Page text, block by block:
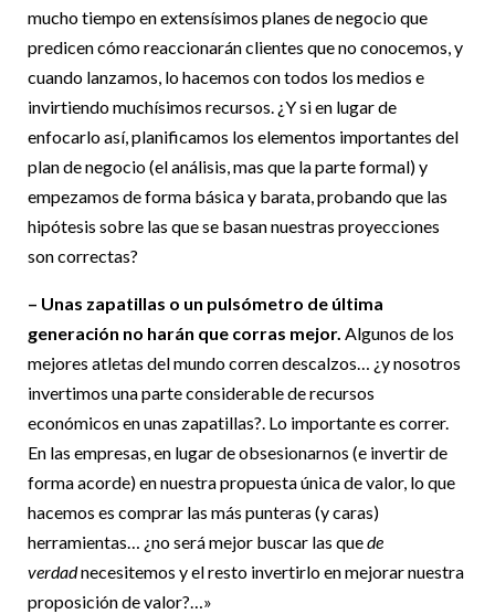
mucho tiempo en extensísimos planes de negocio que
predicen cómo reaccionarán clientes que no conocemos, y
cuando lanzamos, lo hacemos con todos los medios e
invirtiendo muchísimos recursos. ¿Y si en lugar de
enfocarlo así, planificamos los elementos importantes del
plan de negocio (el análisis, mas que la parte formal) y
empezamos de forma básica y barata, probando que las
hipótesis sobre las que se basan nuestras proyecciones
son correctas?
– Unas zapatillas o un pulsómetro de última
generación no harán que corras mejor. Algunos de los
mejores atletas del mundo corren descalzos… ¿y nosotros
invertimos una parte considerable de recursos
económicos en unas zapatillas?. Lo importante es correr.
En las empresas, en lugar de obsesionarnos (e invertir de
forma acorde) en nuestra propuesta única de valor, lo que
hacemos es comprar las más punteras (y caras)
herramientas… ¿no será mejor buscar las quede
verdadnecesitemos y el resto invertirlo en mejorar nuestra
proposición de valor?…»